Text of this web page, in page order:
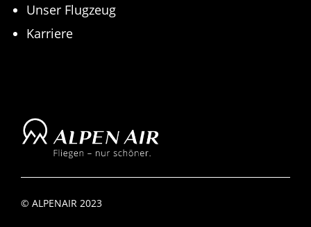
Unser Flugzeug
Karriere
© ALPENAIR 2023